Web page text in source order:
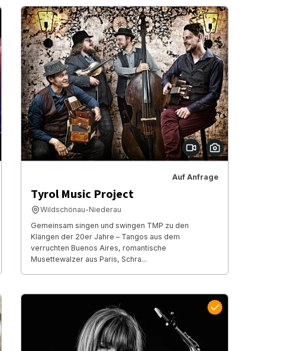
Auf Anfrage
Tyrol Music Project
Wildschönau-Niederau
Gemeinsam singen und swingen TMP zu den
Klängen der 20er Jahre – Tangos aus dem
verruchten Buenos Aires, romantische
Musettewalzer aus Paris, Schra...